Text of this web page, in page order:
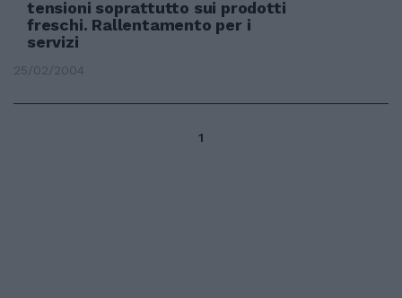
tensioni soprattutto sui prodotti
freschi. Rallentamento per i
servizi
25/02/2004
1